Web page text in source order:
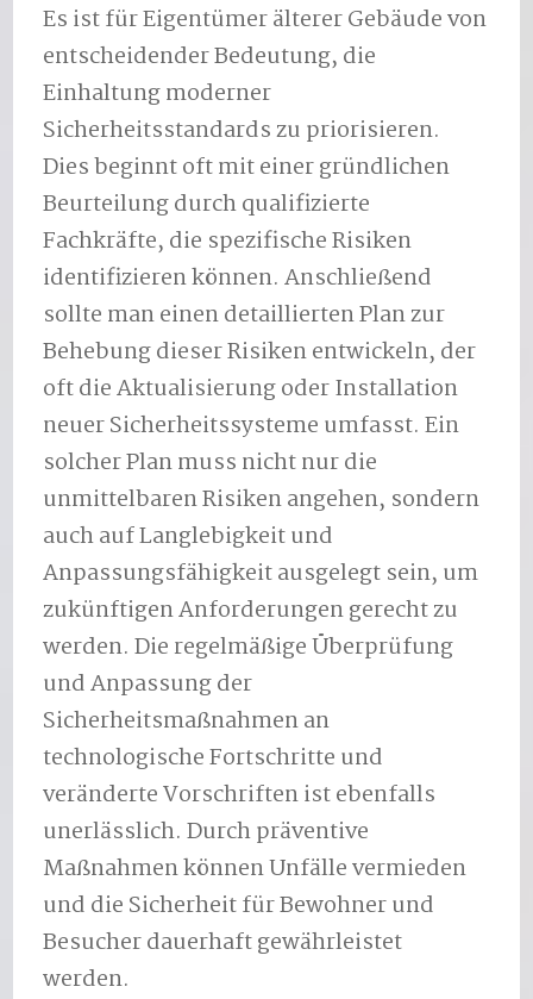
Es ist für Eigentümer älterer Gebäude von
entscheidender Bedeutung, die
Einhaltung moderner
Sicherheitsstandards zu priorisieren.
Dies beginnt oft mit einer gründlichen
Beurteilung durch qualifizierte
Fachkräfte, die spezifische Risiken
identifizieren können. Anschließend
sollte man einen detaillierten Plan zur
Behebung dieser Risiken entwickeln, der
oft die Aktualisierung oder Installation
neuer Sicherheitssysteme umfasst. Ein
solcher Plan muss nicht nur die
unmittelbaren Risiken angehen, sondern
auch auf Langlebigkeit und
Anpassungsfähigkeit ausgelegt sein, um
zukünftigen Anforderungen gerecht zu
werden. Die regelmäßige Überprüfung
und Anpassung der
Sicherheitsmaßnahmen an
technologische Fortschritte und
veränderte Vorschriften ist ebenfalls
unerlässlich. Durch präventive
Maßnahmen können Unfälle vermieden
und die Sicherheit für Bewohner und
Besucher dauerhaft gewährleistet
werden.